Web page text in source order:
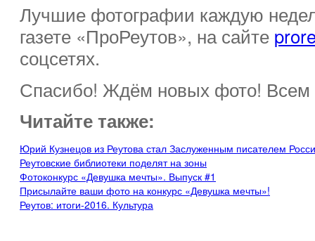
Лучшие фотографии каждую
газете «ПроРеутов», на сайте
соцсетях.
Спасибо! Ждём новых фото!
Читайте также:
Юрий Кузнецов из Реутова стал Заслуженным писателем
Реутовские библиотеки поделят на зоны
Фотоконкурс «Девушка мечты». Выпуск #1
Присылайте ваши фото на конкурс «Девушка мечты»!
Реутов: итоги-2016. Культура